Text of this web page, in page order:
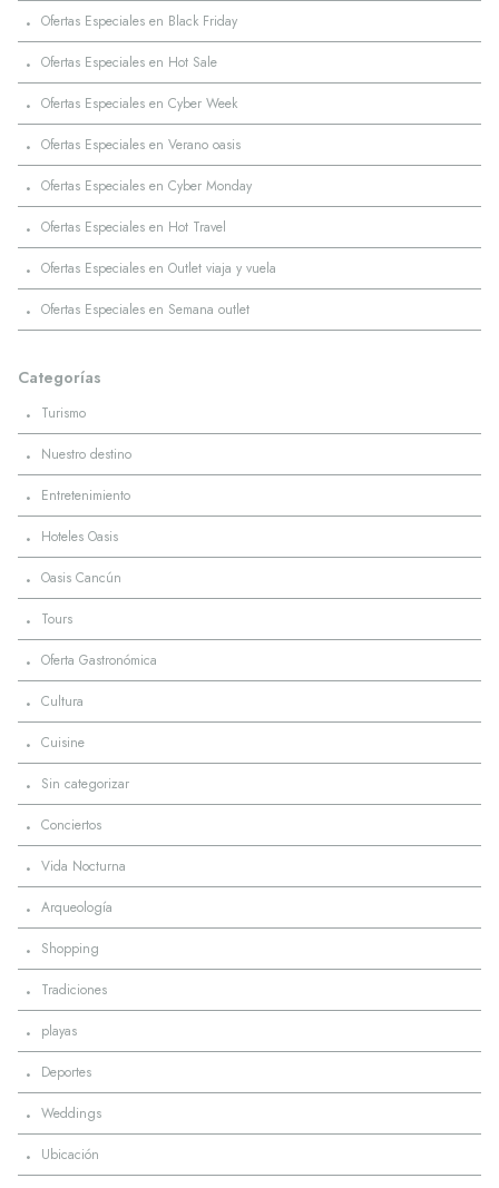
· Ofertas Especiales en Black Friday
· Ofertas Especiales en Hot Sale
· Ofertas Especiales en Cyber Week
· Ofertas Especiales en Verano oasis
· Ofertas Especiales en Cyber Monday
· Ofertas Especiales en Hot Travel
· Ofertas Especiales en Outlet viaja y vuela
· Ofertas Especiales en Semana outlet
Categorías
· Turismo
· Nuestro destino
· Entretenimiento
· Hoteles Oasis
· Oasis Cancún
· Tours
· Oferta Gastronómica
· Cultura
· Cuisine
· Sin categorizar
· Conciertos
· Vida Nocturna
· Arqueología
· Shopping
· Tradiciones
· playas
· Deportes
· Weddings
· Ubicación